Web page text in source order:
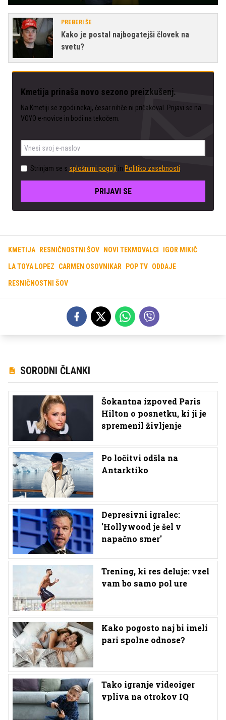
PREBERI ŠE
Kako je postal najbogatejši človek na
svetu?
Kmetija prinaša novo sezono preizkušenj.
Na Kmetiji se zgodi nekaj, česar nihče ni pričakoval. Prijavi se na
VOYO e-novice in bodi na tekočem.
Strinjam se s splošnimi pogoji in Politiko zasebnosti
PRIJAVI SE
KMETIJA RESNIČNOSTNI ŠOV NOVI TEKMOVALCI IGOR MIKIČ
LA TOYA LOPEZ CARMEN OSOVNIKAR POP TV ODDAJE
RESNIČNOSTNI ŠOV
SORODNI ČLANKI
Šokantna izpoved Paris
Hilton o posnetku, ki ji je
spremenil življenje
Po ločitvi odšla na
Antarktiko
Depresivni igralec:
'Hollywood je šel v
napačno smer'
Trening, ki res deluje: vzel
vam bo samo pol ure
Kako pogosto naj bi imeli
pari spolne odnose?
Tako igranje videoiger
vpliva na otrokov IQ